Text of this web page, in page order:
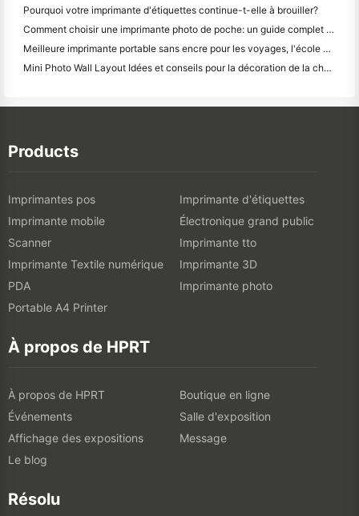
Pourquoi votre imprimante d'étiquettes continue-t-elle à brouiller?
Comment choisir une imprimante photo de poche: un guide complet pour les utilisateurs de journaux, de voyages et d'iPhone
Meilleure imprimante portable sans encre pour les voyages, l'école et le travail mobile: Hanin MT620 Pro Review
Mini Photo Wall Layout Idées et conseils pour la décoration de la chambre à coucher et du dortoir
Products
Imprimantes pos
Imprimante d'étiquettes
Imprimante mobile
Électronique grand public
Scanner
Imprimante tto
Imprimante Textile numérique
Imprimante 3D
PDA
Imprimante photo
Portable A4 Printer
À propos de HPRT
À propos de HPRT
Boutique en ligne
Événements
Salle d'exposition
Affichage des expositions
Message
Le blog
Résolu